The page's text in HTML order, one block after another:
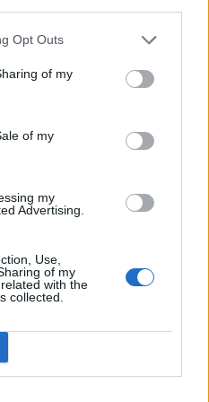
Opt Outs
of my
of my
my
Advertising.
Use,
of my
with the
collected.
έγινε η πιο αόρατη
ελευθερία,
αφεντικά αποδεικνύεται